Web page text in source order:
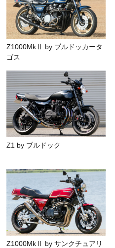
Z1000MkⅡ by ブルドッカータ
ゴス
Z1 by ブルドック
Z1000MkⅡ by サンクチュアリ